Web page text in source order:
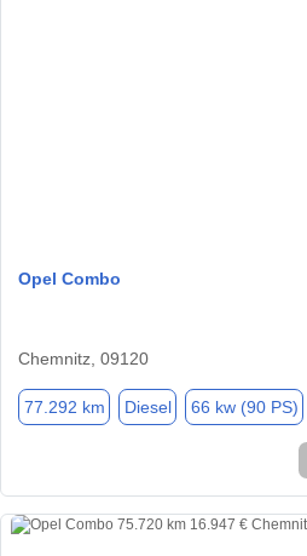
Opel Combo
Chemnitz, 09120
77.292 km Diesel 66 kw (90 PS)